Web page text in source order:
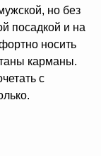
но без
посадкой и на
носить
карманы.
с